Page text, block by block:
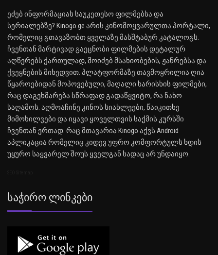
ეძებ ინფორმაციას საუკეთესო ფილმებსა და
სერიალებზე? Kinogo.ge არის კინომოყვარულთა პორტალი,
რომელიც გთავაზობთ ყველაზე მასშტაბურ კატალოგს.
ჩვენთან მარტივად გაეცნობი ფილმების დეტალურ
აღწერებს ქართულად, მოიძებ მსახიობების, ჟანრებსა და
ქვეყნების მიხედვით. პლატფორმაზე თავმოყრილია ღია
წყაროებიდან მოპოვებული, მაღალი ხარისხის ფილმები,
რაც დაგეხმარება სწრაფად გადაწყვიტო, რა ნახო
საღამოს. აღმოაჩინე კინოს სიახლეები, წაიკითხე
მიმოხილვები და იყავი ყოველთვის საქმის კურსში
ჩვენთან ერთად. რაც მთავარია Kinogo აქვს Android
აპლიკაცია რომელიც კიდევ უფრო კომფორტულს ხდის
უყურო საყვარელ შოუს ყველგან სადაც არ უნდაიყო.
Საჭირო Ლინკები